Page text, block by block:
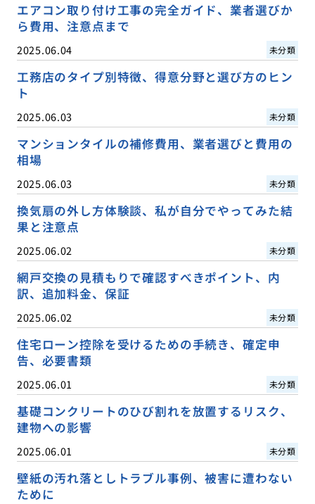
エアコン取り付け工事の完全ガイド、業者選びか
ら費用、注意点まで
2025.06.04 未分類
工務店のタイプ別特徴、得意分野と選び方のヒン
ト
2025.06.03 未分類
マンションタイルの補修費用、業者選びと費用の
相場
2025.06.03 未分類
換気扇の外し方体験談、私が自分でやってみた結
果と注意点
2025.06.02 未分類
網戸交換の見積もりで確認すべきポイント、内
訳、追加料金、保証
2025.06.02 未分類
住宅ローン控除を受けるための手続き、確定申
告、必要書類
2025.06.01 未分類
基礎コンクリートのひび割れを放置するリスク、
建物への影響
2025.06.01 未分類
壁紙の汚れ落としトラブル事例、被害に遭わない
ために